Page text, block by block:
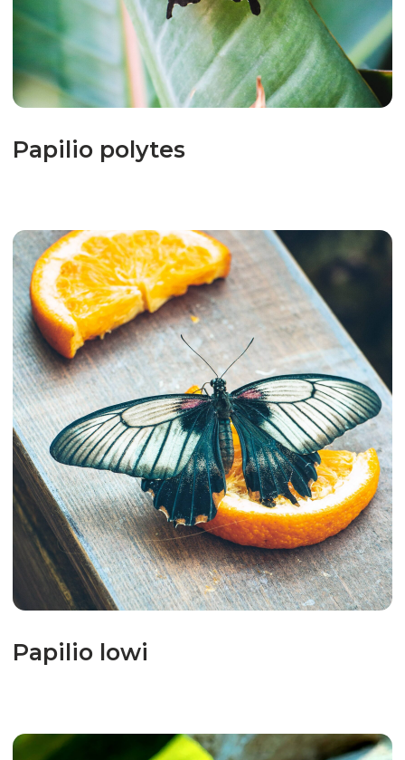
Salamis parhassus
Papilio palinurus